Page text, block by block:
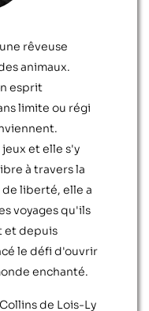
rêveuse
animaux.
esprit
limite ou régi
et elle s'y
à travers la
liberté, elle a
voyages qu'ils
et depuis
le défi d'ouvrir
enchanté.
de Lois-Ly